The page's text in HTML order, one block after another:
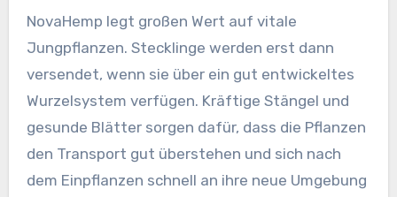
NovaHemp legt großen Wert auf vitale
Jungpflanzen. Stecklinge werden erst dann
versendet, wenn sie über ein gut entwickeltes
Wurzelsystem verfügen. Kräftige Stängel und
gesunde Blätter sorgen dafür, dass die Pflanzen
den Transport gut überstehen und sich nach
dem Einpflanzen schnell an ihre neue Umgebung